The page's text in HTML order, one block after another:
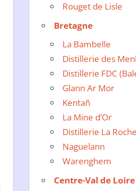
Rouget de Lisle
Bretagne
La Bambelle
Distillerie des
Distillerie FDC
Glann Ar Mor
Kentañ
La Mine d’Or
Distillerie La
Naguelann
Warenghem
Centre-Val de Loire